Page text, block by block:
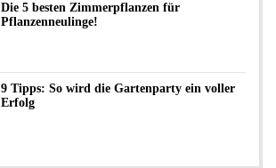
Die 5 besten Zimmerpflanzen für
Pflanzenneulinge!
9 Tipps: So wird die Gartenparty ein voller
Erfolg